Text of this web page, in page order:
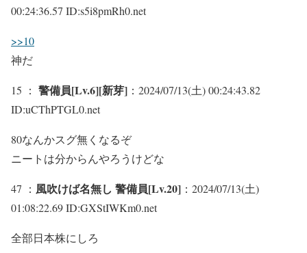
00:24:36.57 ID:s5i8pmRh0.net
>>10
神だ
15 ： 警備員[Lv.6][新芽] ：2024/07/13(土) 00:24:43.82
ID:uCThPTGL0.net
80なんかスグ無くなるぞ
ニートは分からんやろうけどな
47 ： 風吹けば名無し 警備員[Lv.20] ：2024/07/13(土)
01:08:22.69 ID:GXStIWKm0.net
全部日本株にしろ